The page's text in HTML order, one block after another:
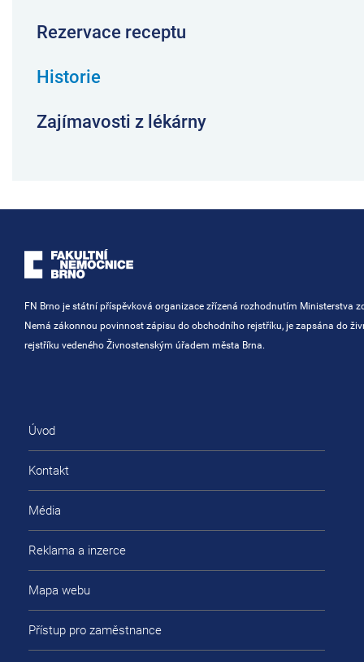
Rezervace receptu
Historie
Zajímavosti z lékárny
FN Brno je státní příspěvková organizace zřízená rozhodnutím Ministerstva
Nemá zákonnou povinnost zápisu do obchodního rejstříku, je zapsána do
rejstříku vedeného Živnostenským úřadem města Brna.
Úvod
Kontakt
Média
Reklama a inzerce
Mapa webu
Přístup pro zaměstnance